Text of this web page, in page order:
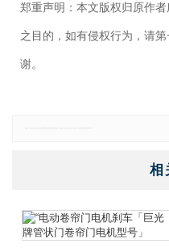
郑重声明：本文版权归原作
之目的，如有侵权行为，请
谢。
相